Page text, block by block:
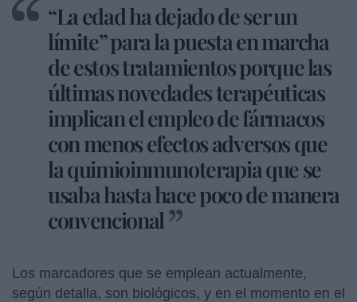
“La edad ha dejado de ser un
límite” para la puesta en marcha
de estos tratamientos porque las
últimas novedades terapéuticas
implican el empleo de fármacos
con menos efectos adversos que
la quimioinmunoterapia que se
usaba hasta hace poco de manera
convencional
Los marcadores que se emplean actualmente,
según detalla, son biológicos, y en el momento en el